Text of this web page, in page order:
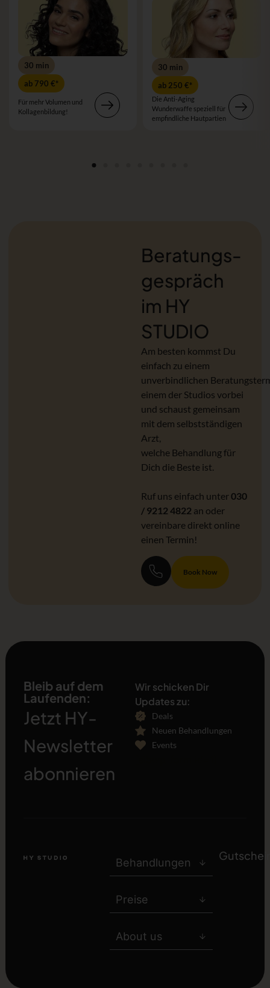
30 min
ab 790 €*
Für mehr Volumen und
Kollagenbildung!
30 min
ab 250 €*
Die Anti-Aging
Wunderwaffe speziell für
empfindliche Hautpartien
Beratungs­
gespräch
im HY
STUDIO
Am besten kommst Du
einfach zu einem
unverbindlichen
einem der Studios vorbei
und schaust gemeinsam
mit dem selbstständigen
Arzt,
welche Behandlung für
Dich die Beste ist.
Ruf uns einfach unter030
/ 9212 4822 an oder
vereinbare direkt online
einen Termin!
Book Now
Bleib auf dem
Laufenden:
Jetzt HY-
Newsletter
abonnieren
Wir schicken Dir
Updates zu:
Deals
Neuen Behandlungen
Events
Behandlungen
Preise
About us